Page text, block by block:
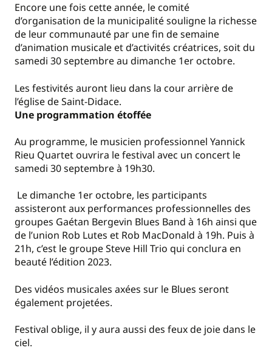
Encore une fois cette année, le comité
d’organisation de la municipalité souligne la richesse
de leur communauté par une fin de semaine
d’animation musicale et d’activités créatrices, soit du
samedi 30 septembre au dimanche 1er octobre.
Les festivités auront lieu dans la cour arrière de
l’église de Saint-Didace.
Une programmation étoffée
Au programme, le musicien professionnel Yannick
Rieu Quartet ouvrira le festival avec un concert le
samedi 30 septembre à 19h30.
Le dimanche 1er octobre, les participants
assisteront aux performances professionnelles des
groupes Gaétan Bergevin Blues Band à 16h ainsi que
de l’union Rob Lutes et Rob MacDonald à 19h. Puis à
21h, c’est le groupe Steve Hill Trio qui conclura en
beauté l’édition 2023.
Des vidéos musicales axées sur le Blues seront
également projetées.
Festival oblige, il y aura aussi des feux de joie dans le
ciel.